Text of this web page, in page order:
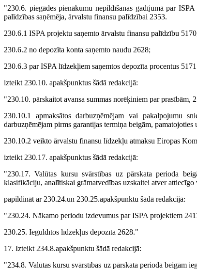
"230.6. piegādes pienākumu nepildīšanas gadījumā par
palīdzības saņēmēja, ārvalstu finansu palīdzībai 2353.
230.6.1 ISPA projektu saņemto ārvalstu finansu palīdzību
230.6.2 no depozīta konta saņemto naudu 2628;
230.6.3 par ISPA līdzekļiem saņemtos depozīta procentus
izteikt 230.10. apakšpunktus šādā redakcijā:
"230.10. pārskaitot avansa summas norēķiniem par prasībām,
230.10.1 apmaksātos darbuzņēmējam vai pakalpojumu
darbuzņēmējam pirms garantijas termiņa beigām,
230.10.2 veikto ārvalstu finansu līdzekļu atmaksu Eiropas
izteikt 230.17. apakšpunktus šādā redakcijā:
"230.17. Valūtas kursu svārstības uz pārskata perioda
klasifikāciju, analītiskai grāmatvedības uzskaitei atver
papildināt ar 230.24.un 230.25.apakšpunktu šādā redakcijā:
"230.24. Nākamo periodu izdevumus par ISPA projektiem
230.25. Ieguldītos līdzekļus depozītā 2628."
17. Izteikt 234.8.apakšpunktu šādā redakcijā:
"234.8. Valūtas kursu svārstības uz pārskata perioda beigām